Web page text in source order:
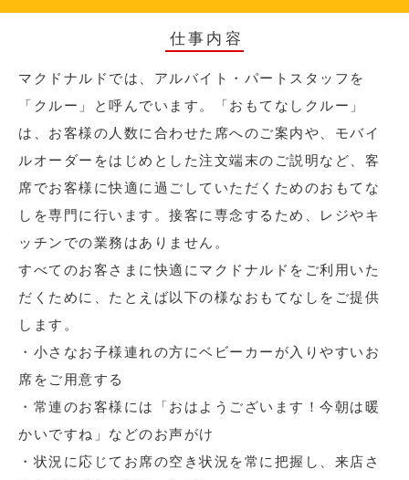
仕事内容
マクドナルドでは、アルバイト・パートスタッフを
「クルー」と呼んでいます。「おもてなしクルー」
は、お客様の人数に合わせた席へのご案内や、モバイ
ルオーダーをはじめとした注文端末のご説明など、客
席でお客様に快適に過ごしていただくためのおもてな
しを専門に行います。接客に専念するため、レジやキ
ッチンでの業務はありません。
すべてのお客さまに快適にマクドナルドをご利用いた
だくために、たとえば以下の様なおもてなしをご提供
します。
・小さなお子様連れの方にベビーカーが入りやすいお
席をご用意する
・常連のお客様には「おはようございます！今朝は暖
かいですね」などのお声がけ
・状況に応じてお席の空き状況を常に把握し、来店さ